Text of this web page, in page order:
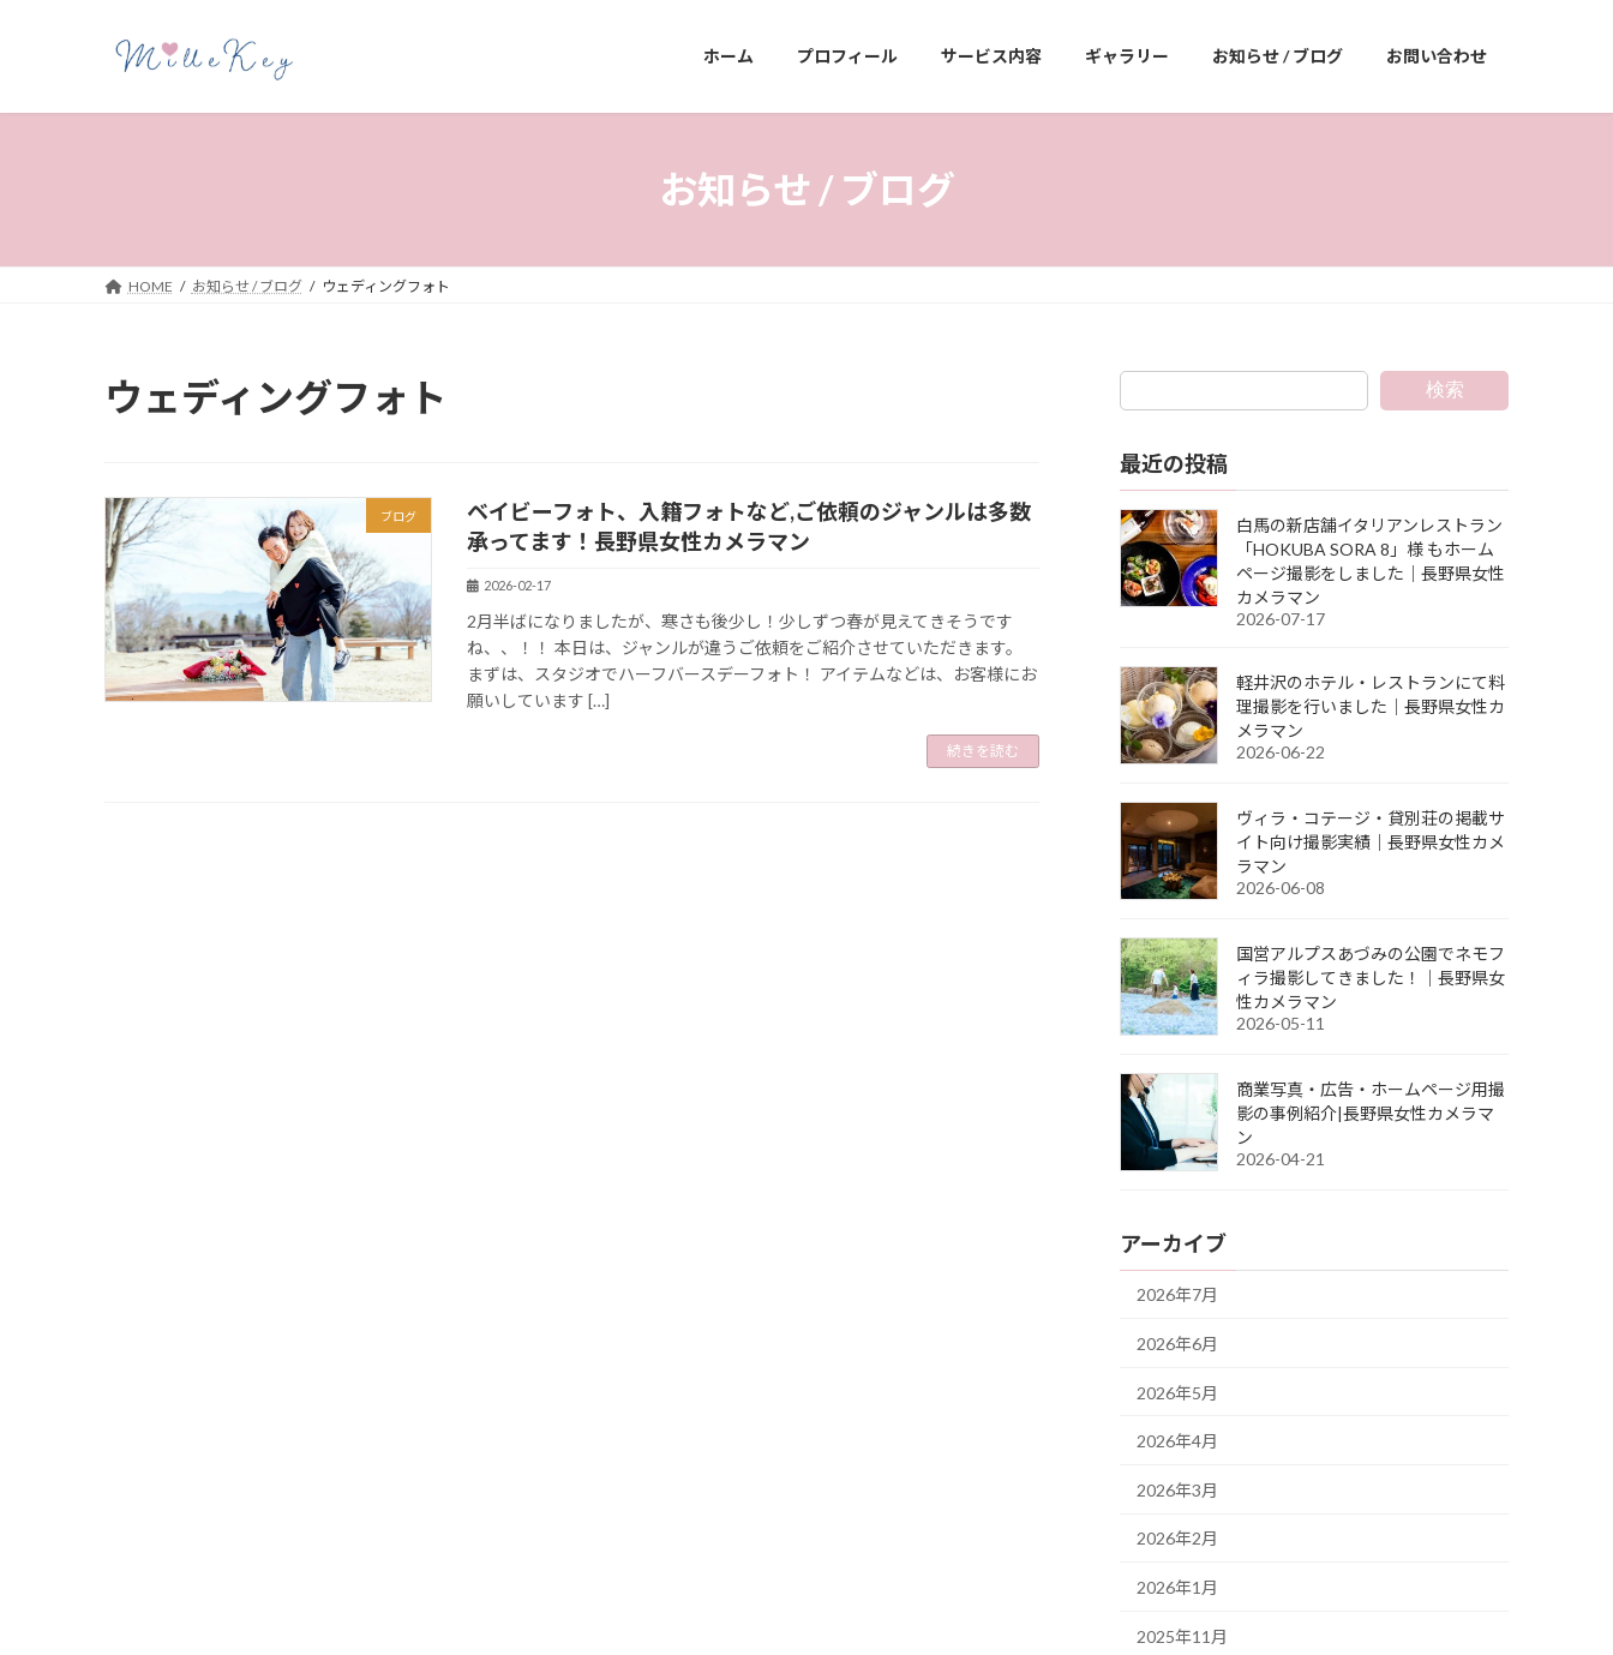
プ
動
ホーム プロフィール サービス内容 ギャラリー お知らせ / ブログ お問い合わせ
お知らせ / ブログ
HOME お知らせ / ブログ ウェディングフォト
ウェディングフォト
ブログ
ベイビーフォト、入籍フォトなど,ご依頼のジャンルは多数
承ってます！長野県女性カメラマン
2026-02-17
2月半ばになりましたが、寒さも後少し！少しずつ春が見えてきそうです
ね、、！！ 本日は、ジャンルが違うご依頼をご紹介させていただきます。
まずは、スタジオでハーフバースデーフォト！ アイテムなどは、お客様にお
願いしています […]
続きを読む
検索
最近の投稿
白馬の新店舗イタリアンレストラン
「HOKUBA SORA 8」様 もホーム
ページ撮影をしました｜長野県女性
カメラマン
2026-07-17
軽井沢のホテル・レストランにて料
理撮影を行いました｜長野県女性カ
メラマン
2026-06-22
ヴィラ・コテージ・貸別荘の掲載サ
イト向け撮影実績｜長野県女性カメ
ラマン
2026-06-08
国営アルプスあづみの公園でネモフ
ィラ撮影してきました！｜長野県女
性カメラマン
2026-05-11
商業写真・広告・ホームページ用撮
影の事例紹介|長野県女性カメラマ
ン
2026-04-21
アーカイブ
2026年7月
2026年6月
2026年5月
2026年4月
2026年3月
2026年2月
2026年1月
2025年11月